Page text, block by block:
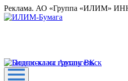
Реклама. АО «Группа «ИЛИМ»